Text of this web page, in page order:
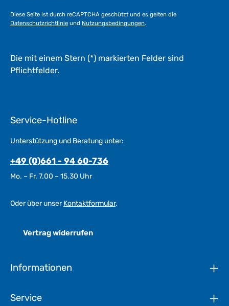
g
Diese Seite ist durch reCAPTCHA geschützt und es gelten die
Datenschutzrichtlinie und Nutzungsbedingungen.
Die mit einem Stern (*) markierten Felder sind
Pflichtfelder.
Service-Hotline
Unterstützung und Beratung unter:
+49 (0)661 - 94 60-736
Mo. – Fr. 7.00 – 15.30 Uhr
Oder über unserKontaktformular.
Vertrag widerrufen
Informationen
Service